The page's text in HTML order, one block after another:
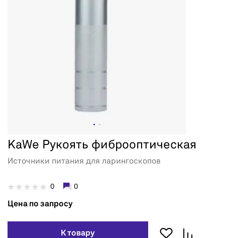
KaWe Рукоять фиброоптическая
Источники питания для ларингоскопов
0 0
Цена по запросу
К товару